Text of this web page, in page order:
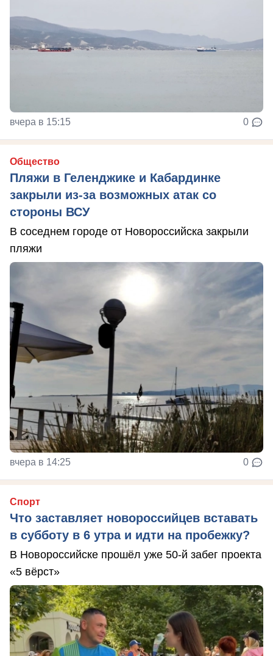
вчера в 15:15 0
Общество
Пляжи в Геленджике и Кабардинке
закрыли из-за возможных атак со
стороны ВСУ
В соседнем городе от Новороссийска закрыли
пляжи
вчера в 14:25 0
Спорт
Что заставляет новороссийцев вставать
в субботу в 6 утра и идти на пробежку?
В Новороссийске прошёл уже 50-й забег проекта
«5 вёрст»